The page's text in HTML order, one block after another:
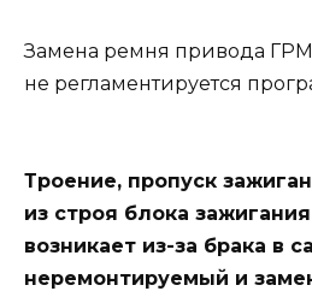
Замена ремня привода ГРМ
не регламентируется
Троение, пропуск
из строя блока
возникает из-за брака в
неремонтируемый и